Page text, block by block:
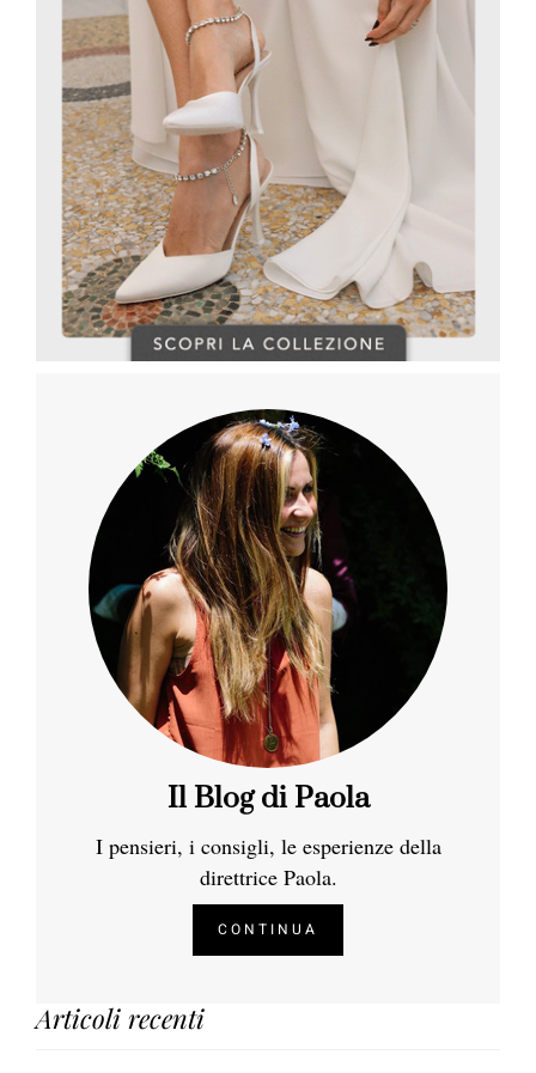
Il Blog di Paola
I pensieri, i consigli, le esperienze della
direttrice Paola.
CONTINUA
Articoli recenti